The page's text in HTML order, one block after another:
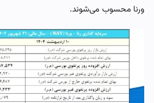
ورنا محسوب می‌شوند.